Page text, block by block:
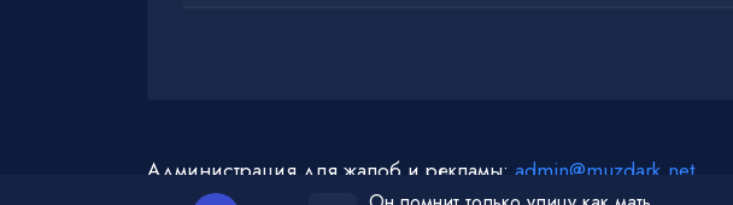
Администрация для жалоб и рекламы: admin@muzdark.net